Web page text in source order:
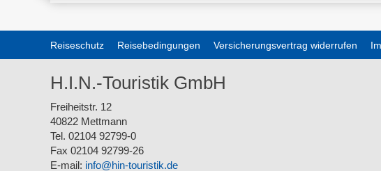
Reiseschutz Reisebedingungen Versicherungsvertrag widerrufen
H.I.N.-Touristik GmbH
Freiheitstr. 12
40822 Mettmann
Tel. 02104 92799-0
Fax 02104 92799-26
E-mail: info@hin-touristik.de